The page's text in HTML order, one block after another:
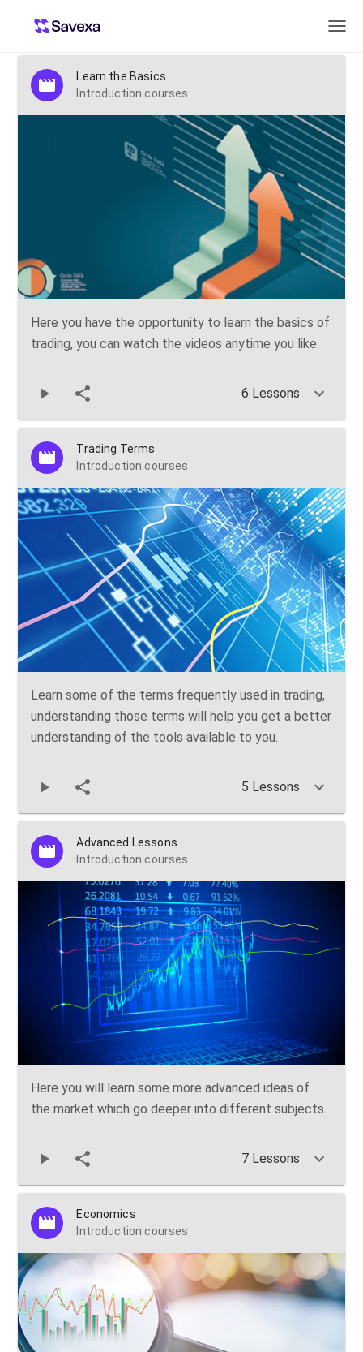
Introduction courses
Learn the Basics
Introduction courses
Here you have the opportunity to learn the basics of
trading, you can watch the videos anytime you like.
6 Lessons
Trading Terms
Introduction courses
Learn some of the terms frequently used in trading,
understanding those terms will help you get a better
understanding of the tools available to you.
5 Lessons
Advanced Lessons
Introduction courses
Here you will learn some more advanced ideas of
the market which go deeper into different subjects.
7 Lessons
Economics
Introduction courses